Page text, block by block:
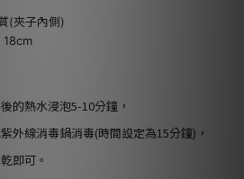
(夾子內側)
18cm
的熱水浸泡5-10分鐘，
外線消毒鍋消毒(時間設定為15分鐘)，
即可。